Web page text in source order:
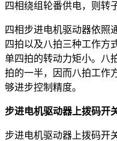
四相绕组轮番供电，则转
四相步进电机驱动器依照
四拍以及八拍三种工作方
单四拍的转动力矩小。八
拍的一半，因而八拍工作
够进步控制精度。
步进电机驱动器上拨码开
步进电机驱动器上拨码开